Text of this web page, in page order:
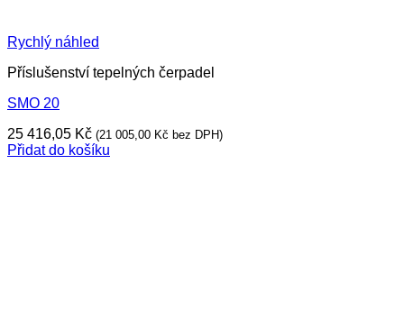
Rychlý náhled
Příslušenství tepelných čerpadel
SMO 20
25 416,05 Kč (21 005,00 Kč bez DPH)
Přidat do košíku